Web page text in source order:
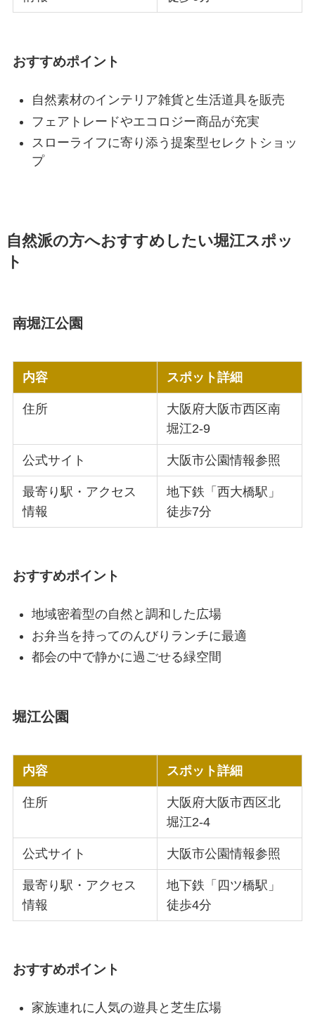
おすすめポイント
自然素材のインテリア雑貨と生活道具を販売
フェアトレードやエコロジー商品が充実
スローライフに寄り添う提案型セレクトショッ
プ
自然派の方へおすすめしたい堀江スポッ
ト
南堀江公園
内容 スポット詳細
住所
大阪府大阪市西区南
堀江2-9
公式サイト 大阪市公園情報参照
最寄り駅・アクセス
情報
地下鉄「西大橋駅」
徒歩7分
おすすめポイント
地域密着型の自然と調和した広場
お弁当を持ってのんびりランチに最適
都会の中で静かに過ごせる緑空間
堀江公園
内容 スポット詳細
住所
大阪府大阪市西区北
堀江2-4
公式サイト 大阪市公園情報参照
最寄り駅・アクセス
情報
地下鉄「四ツ橋駅」
徒歩4分
おすすめポイント
家族連れに人気の遊具と芝生広場